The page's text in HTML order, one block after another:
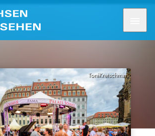
ToniKretschmar